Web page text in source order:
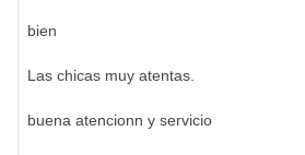
bien
Las chicas muy atentas.
buena atencionn y servicio